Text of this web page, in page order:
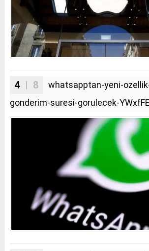
4 | 8
whatsapptan-yeni-
gonderim-suresi-gorulecek-